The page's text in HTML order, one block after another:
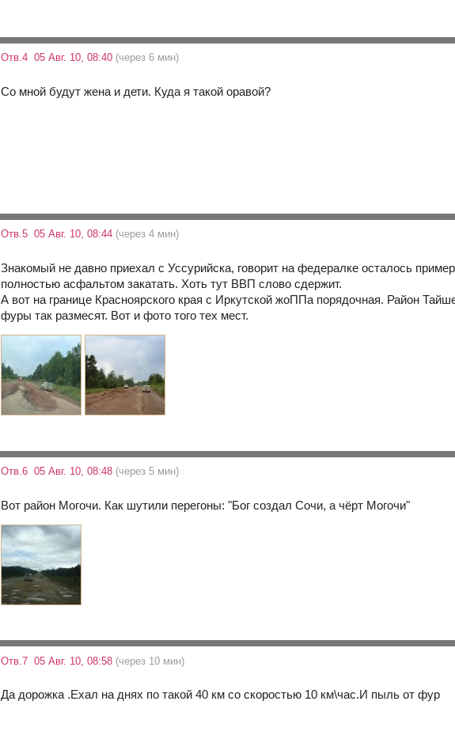
Отв.4 05 Авг. 10, 08:40 (через 6 мин)
Со мной будут жена и дети. Куда я такой оравой?
Отв.5 05 Авг. 10, 08:44 (через 4 мин)
Знакомый не давно приехал с Уссурийска, говорит на федералке осталось
полностью асфальтом закатать. Хоть тут ВВП слово сдержит.
А вот на границе Красноярского края с Иркутской жоППа порядочная. Район
фуры так размесят. Вот и фото того тех мест.
Отв.6 05 Авг. 10, 08:48 (через 5 мин)
Вот район Могочи. Как шутили перегоны: "Бог создал Сочи, а чёрт Могочи"
Отв.7 05 Авг. 10, 08:58 (через 10 мин)
Да дорожка .Ехал на днях по такой 40 км со скоростью 10 км\час.И пыль от фур